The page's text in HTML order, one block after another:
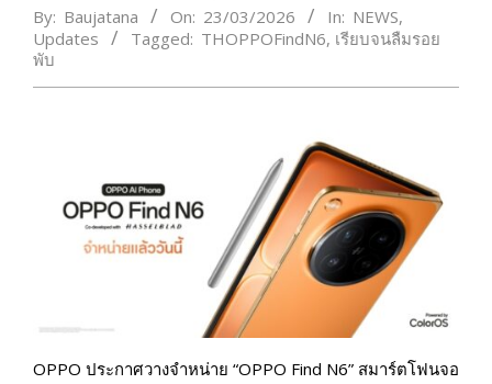
By: Baujatana On: 23/03/2026 In: NEWS,
Updates
Tagged: THOPPOFindN6, เรียบจนลืมรอย
พับ
OPPO ประกาศวางจำหน่าย “OPPO Find N6” สมาร์ตโฟนจอ